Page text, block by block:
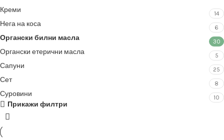
Креми 14
Нега на коса 6
Органски билни масла 30
Органски етерични масла 5
Сапуни 25
Сет 8
Суровини 10
Прикажи филтри